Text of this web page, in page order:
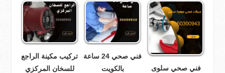
فني صحي سلوى
فني صحي 24 ساعة
بالكويت
تركيب مكينة الراجع
للسخان المركزي